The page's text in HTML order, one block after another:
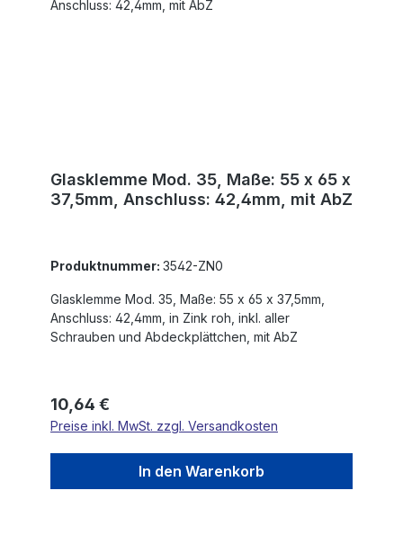
Glasklemme Mod. 35, Maße: 55 x 65 x
37,5mm, Anschluss: 42,4mm, mit AbZ
Produktnummer: 3542-ZN0
Glasklemme Mod. 35, Maße: 55 x 65 x 37,5mm,
Anschluss: 42,4mm, in Zink roh, inkl. aller
Schrauben und Abdeckplättchen, mit AbZ
Regulärer Preis:
10,64 €
Preise inkl. MwSt. zzgl. Versandkosten
In den Warenkorb